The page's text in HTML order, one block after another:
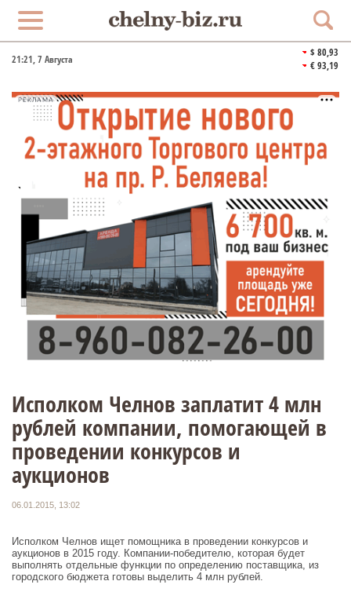
21:21, 7 Августа
$ 80,93
€ 93,19
РЕКЛАМА
Исполком Челнов заплатит 4 млн
рублей компании, помогающей в
проведении конкурсов и
аукционов
06.01.2015, 13:02
Исполком Челнов ищет помощника в проведении конкурсов и
аукционов в 2015 году. Компании-победителю, которая будет
выполнять отдельные функции по определению поставщика, из
городского бюджета готовы выделить 4 млн рублей.